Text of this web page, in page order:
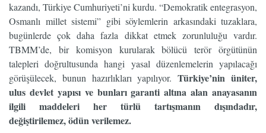
kazandı, Türkiye Cumhuriyeti’ni kurdu. “Demokratik entegrasyon,
Osmanlı millet sistemi” gibi söylemlerin arkasındaki tuzaklara,
bugünlerde çok daha fazla dikkat etmek zorunluluğu vardır.
TBMM’de, bir komisyon kurularak bölücü terör örgütünün
talepleri doğrultusunda hangi yasal düzenlemelerin yapılacağı
görüşülecek, bunun hazırlıkları yapılıyor.Türkiye’nin üniter,
ulus devlet yapısı ve bunları garanti altına alan anayasanın
ilgili maddeleri her türlü tartışmanın dışındadır,
değiştirilemez, ödün verilemez.